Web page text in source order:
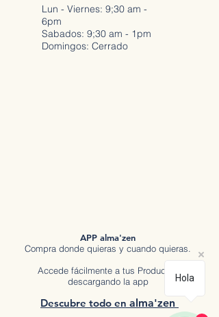
Lun - Viernes: 9;30 am -
6pm
Sabados: 9;30 am - 1pm
Domingos: Cerrado
APP alma'zen
Compra donde quieras y cuando quieras.
Accede fácilmente a tus Productos
descargando la app
Descubre todo en a lma'zen
Hola